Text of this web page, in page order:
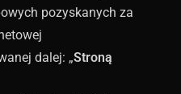
pozyskanych za
dalej: „Stroną